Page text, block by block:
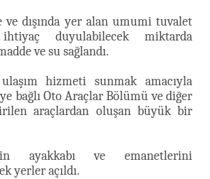
ve dışında yer alan umumi tuvalet
duyulabilecek miktarda
ve su sağlandı.
hizmeti sunmak amacıyla
bağlı Oto Araçlar Bölümü ve diğer
araçlardan oluşan büyük bir
ayakkabı ve emanetlerini
yerler açıldı.